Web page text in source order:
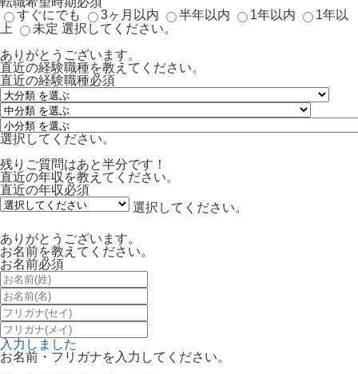
すぐにでも
3ヶ月以内 半年以内 1年以内
1年以
上
未定 選択してください。
ありがとうございます。
直近の経験職種を教えてください。
直近の経験職種必須
選択してください。
残りご質問はあと半分です！
直近の年収を教えてください。
直近の年収必須
選択してください。
ありがとうございます。
お名前を教えてください。
お名前必須
入力しました
お名前・フリガナを入力してください。